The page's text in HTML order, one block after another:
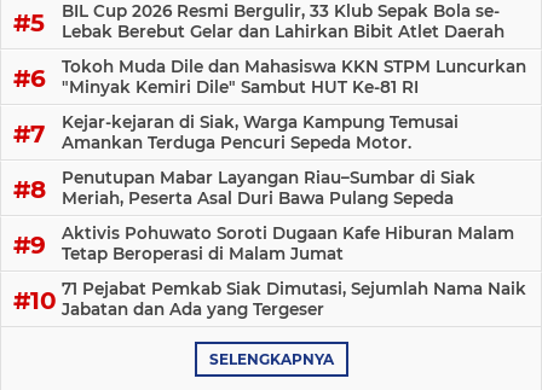
BIL Cup 2026 Resmi Bergulir, 33 Klub Sepak Bola se-
Lebak Berebut Gelar dan Lahirkan Bibit Atlet Daerah
Tokoh Muda Dile dan Mahasiswa KKN STPM Luncurkan
"Minyak Kemiri Dile" Sambut HUT Ke-81 RI
Kejar-kejaran di Siak, Warga Kampung Temusai
Amankan Terduga Pencuri Sepeda Motor.
Penutupan Mabar Layangan Riau–Sumbar di Siak
Meriah, Peserta Asal Duri Bawa Pulang Sepeda
Aktivis Pohuwato Soroti Dugaan Kafe Hiburan Malam
Tetap Beroperasi di Malam Jumat
71 Pejabat Pemkab Siak Dimutasi, Sejumlah Nama Naik
Jabatan dan Ada yang Tergeser
SELENGKAPNYA